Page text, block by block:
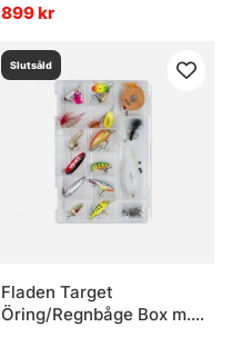
899 kr
Slutsåld
Fladen Target
Öring/Regnbåge Box m.